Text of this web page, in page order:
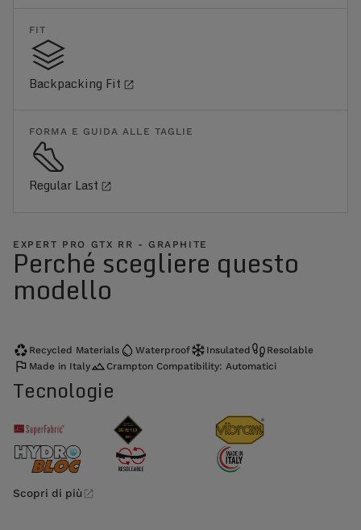
FIT
Backpacking Fit
FORMA E GUIDA ALLE TAGLIE
Regular Last
EXPERT PRO GTX RR - GRAPHITE
Perché scegliere questo
modello
Recycled Materials Waterproof Insulated
Resolable
Made in Italy
Crampton Compatibility: Automatici
Tecnologie
Scopri di più